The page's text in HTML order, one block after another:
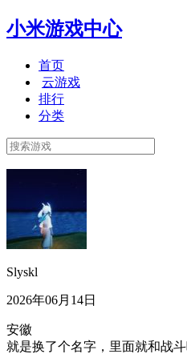
小米游戏中心
首页
云游戏
排行
分类
Slyskl
2026年06月14日
安徽
就是换了个名字，里面就和战